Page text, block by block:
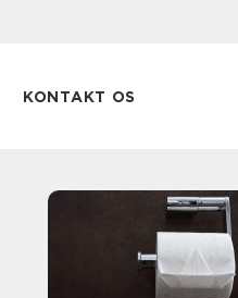
KONTAKT OS